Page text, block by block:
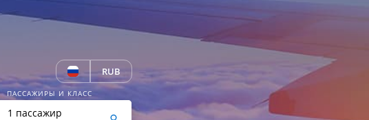
RUB
ПАССАЖИРЫ И КЛАСС
1 пассажир